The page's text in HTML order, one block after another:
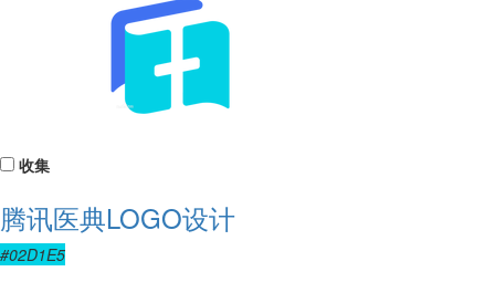
收集
腾讯医典LOGO设计
#02D1E5